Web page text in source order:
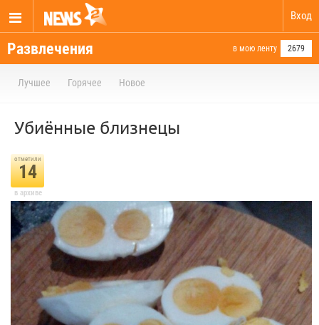
Вход
Развлечения в мою ленту 2679
Лучшее Горячее Новое
Убиённые близнецы
отметили
14
в архиве